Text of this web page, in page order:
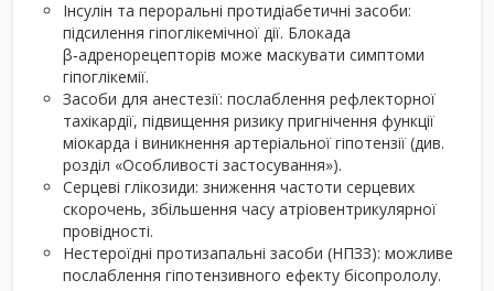
Інсулін та пероральні протидіабетичні засоби:
підсилення гіпоглікемічної дії. Блокада
β‑адренорецепторів може маскувати симптоми
гіпоглікемії.
Засоби для анестезії: послаблення рефлекторної
тахікардії, підвищення ризику пригнічення функції
міокарда і виникнення артеріальної гіпотензії (див.
розділ «Особливості застосування»).
Серцеві глікозиди: зниження частоти серцевих
скорочень, збільшення часу атріовентрикулярної
провідності.
Нестероїдні протизапальні засоби (НПЗЗ): можливе
послаблення гіпотензивного ефекту бісопрололу.